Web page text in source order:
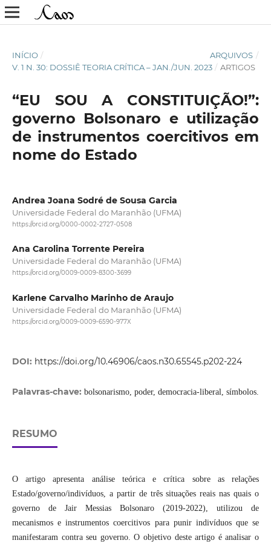
INÍCIO / ARQUIVOS /
V. 1 N. 30: DOSSIÊ TEORIA CRÍTICA – JAN./JUN. 2023 / ARTIGOS
“EU SOU A CONSTITUIÇÃO!”:
governo Bolsonaro e utilização
de instrumentos coercitivos em
nome do Estado
Andrea Joana Sodré de Sousa Garcia
Universidade Federal do Maranhão (UFMA)
https://orcid.org/0000-0002-2727-0508
Ana Carolina Torrente Pereira
Universidade Federal do Maranhão (UFMA)
https://orcid.org/0009-0009-8300-3699
Karlene Carvalho Marinho de Araujo
Universidade Federal do Maranhão (UFMA)
https://orcid.org/0009-0009-6590-977X
DOI: https://doi.org/10.46906/caos.n30.65545.p202-224
Palavras-chave: bolsonarismo, poder, democracia-liberal, símbolos.
RESUMO
O artigo apresenta análise teórica e crítica sobre as relações
Estado/governo/indivíduos, a partir de três situações reais nas quais o
governo de Jair Messias Bolsonaro (2019-2022), utilizou de
mecanismos e instrumentos coercitivos para punir indivíduos que se
manifestaram contra seu governo. O objetivo deste artigo é analisar o